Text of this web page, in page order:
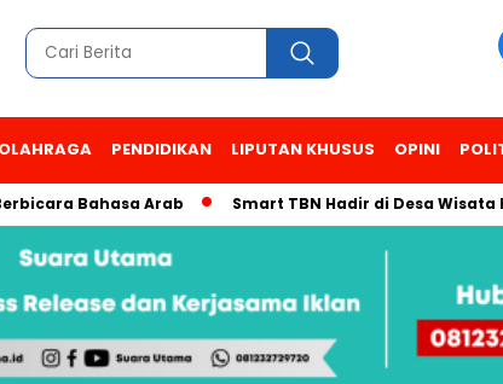
OLAHRAGA PENDIDIKAN LIPUTAN KHUSUS OPINI
Bahasa Arab Smart TBN Hadir di Desa Wisata